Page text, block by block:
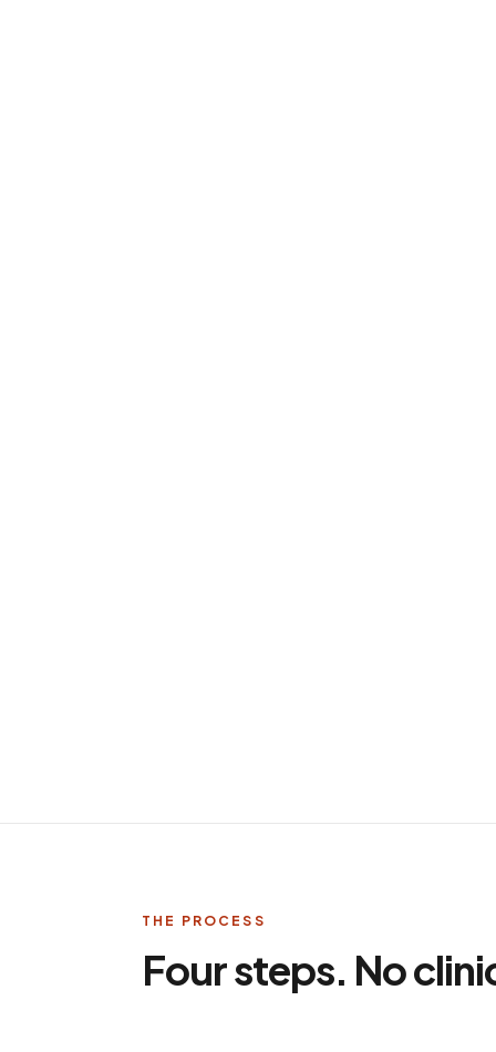
THE PROCESS
Four steps. No